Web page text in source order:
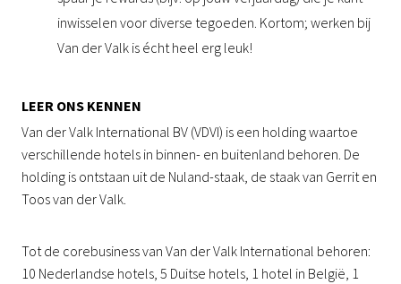
inwisselen voor diverse tegoeden. Kortom; werken bij
Van der Valk is écht heel erg leuk!
LEER ONS KENNEN
Van der Valk International BV (VDVI) is een holding waartoe
verschillende hotels in binnen- en buitenland behoren. De
holding is ontstaan uit de Nuland-staak, de staak van Gerrit en
Toos van der Valk.
Tot de corebusiness van Van der Valk International behoren:
10 Nederlandse hotels, 5 Duitse hotels, 1 hotel in België, 1